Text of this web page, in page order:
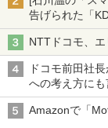
告げられた「
穴と楽天モバ
NTTドコモ、
ドコモ前田社
への考え方にも
Amazonで「